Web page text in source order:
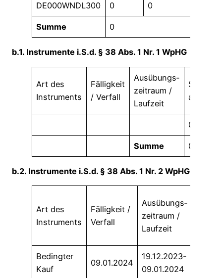
DE000WNDL300 0 0
Summe 0
b.1. Instrumente i.S.d. § 38 Abs. 1 Nr. 1 WpHG
Art des
Instruments
Fälligkeit
/ Verfall
Ausübungs­
zeitraum /
Laufzeit
absolut
0
Summe 0
b.2. Instrumente i.S.d. § 38 Abs. 1 Nr. 2 WpHG
Art des
Instruments
Fälligkeit /
Verfall
Ausübungs­
zeitraum /
Laufzeit
Bedingter
Kauf
09.01.2024
19.12.2023-
09.01.2024